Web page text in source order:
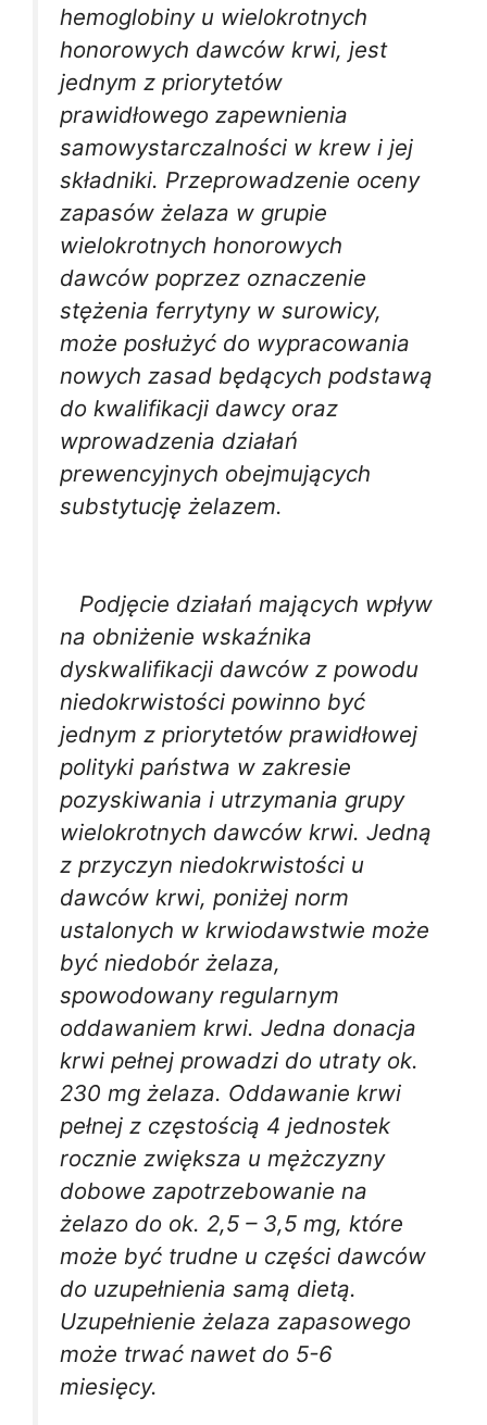
hemoglobiny u wielokrotnych
honorowych dawców krwi, jest
jednym z priorytetów
prawidłowego zapewnienia
samowystarczalności w krew i jej
składniki. Przeprowadzenie oceny
zapasów żelaza w grupie
wielokrotnych honorowych
dawców poprzez oznaczenie
stężenia ferrytyny w surowicy,
może posłużyć do wypracowania
nowych zasad będących podstawą
do kwalifikacji dawcy oraz
wprowadzenia działań
prewencyjnych obejmujących
substytucję żelazem.
Podjęcie działań mających wpływ
na obniżenie wskaźnika
dyskwalifikacji dawców z powodu
niedokrwistości powinno być
jednym z priorytetów prawidłowej
polityki państwa w zakresie
pozyskiwania i utrzymania grupy
wielokrotnych dawców krwi. Jedną
z przyczyn niedokrwistości u
dawców krwi, poniżej norm
ustalonych w krwiodawstwie może
być niedobór żelaza,
spowodowany regularnym
oddawaniem krwi. Jedna donacja
krwi pełnej prowadzi do utraty ok.
230 mg żelaza. Oddawanie krwi
pełnej z częstością 4 jednostek
rocznie zwiększa u mężczyzny
dobowe zapotrzebowanie na
żelazo do ok. 2,5 – 3,5 mg, które
może być trudne u części dawców
do uzupełnienia samą dietą.
Uzupełnienie żelaza zapasowego
może trwać nawet do 5-6
miesięcy.